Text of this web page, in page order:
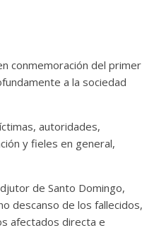
conmemoración del primer
a la sociedad
autoridades,
y fieles en general,
de Santo Domingo,
descanso de los fallecidos,
afectados directa e